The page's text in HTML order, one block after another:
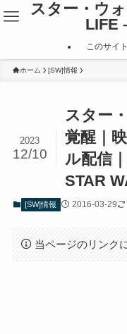
スター・ウ
LIFE
このサイ
ホーム [SW]情報
スター
覚醒｜
ル配信
STAR
2023
12/10
[SW]情報 2016-03-29
当ページのリンク